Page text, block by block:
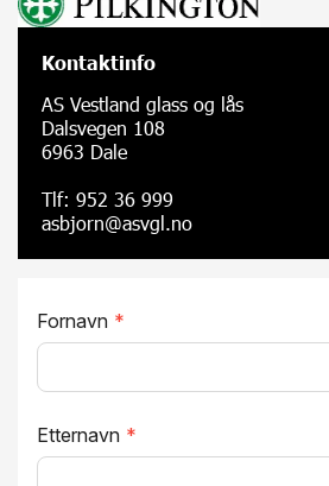
Kontaktinfo
AS Vestland glass og lås
Dalsvegen 108
6963 Dale
Tlf: 952 36 999
asbjorn@asvgl.no
Fornavn *
Etternavn *